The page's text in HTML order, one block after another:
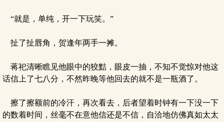
“就是，单纯，开一下玩笑。”
扯了扯唇角，贺逢年两手一摊。
蒋祀清晰瞧见他眼中的狡黠，眼皮一抽，不知不觉惊对他这
话信上了七八分，不然昨晚等他回去的就不是一瓶酒了。
擦了擦额前的冷汗，再次看去，后者望着时钟有一下没一下
的数着时间，丝毫不在意他信还是不信，自洽地仿佛真如太太